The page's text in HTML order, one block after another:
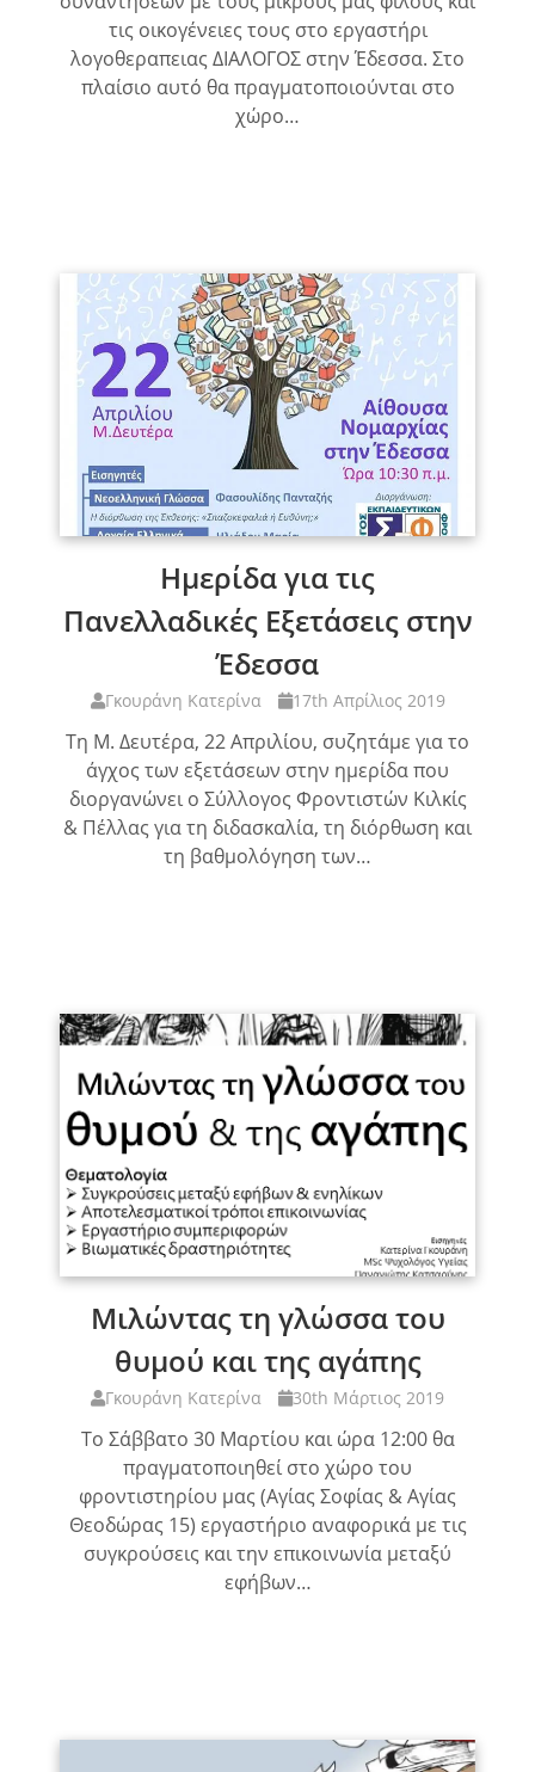
τις οικογένειες τους στο εργαστήρι
λογοθεραπειας ΔΙΑΛΟΓΟΣ στην Έδεσσα. Στο
πλαίσιο αυτό θα πραγματοποιούνται στο
χώρο…
Ημερίδα για τις
Πανελλαδικές Εξετάσεις στην
Έδεσσα
Γκουράνη Κατερίνα 17th Απρίλιος 2019
Τη Μ. Δευτέρα, 22 Απριλίου, συζητάμε για το
άγχος των εξετάσεων στην ημερίδα που
διοργανώνει ο Σύλλογος Φροντιστών Κιλκίς
& Πέλλας για τη διδασκαλία, τη διόρθωση και
τη βαθμολόγηση των…
Μιλώντας τη γλώσσα του
θυμού και της αγάπης
Γκουράνη Κατερίνα 30th Μάρτιος 2019
Το Σάββατο 30 Μαρτίου και ώρα 12:00 θα
πραγματοποιηθεί στο χώρο του
φροντιστηρίου μας (Αγίας Σοφίας & Αγίας
Θεοδώρας 15) εργαστήριο αναφορικά με τις
συγκρούσεις και την επικοινωνία μεταξύ
εφήβων…